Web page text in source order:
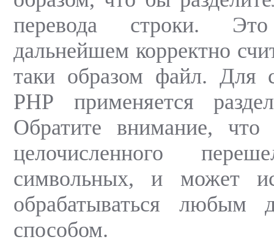
перевода строки.
дальнейшем корректно
таки образом файл. Для
РНР применяется
Обратите внимание,
целочисленного
символьных, и может
обрабатываться любым
способом.